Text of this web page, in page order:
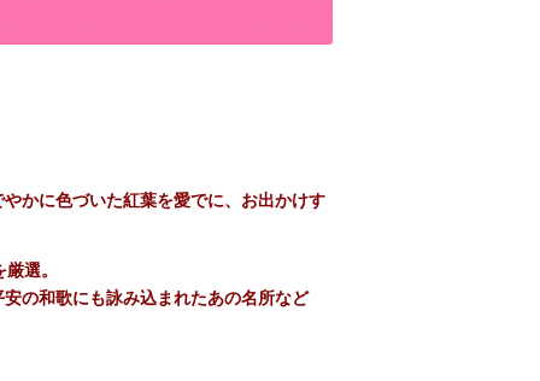
かに色づいた紅葉を愛でに、お出かけす
選。
の和歌にも詠み込まれたあの名所など